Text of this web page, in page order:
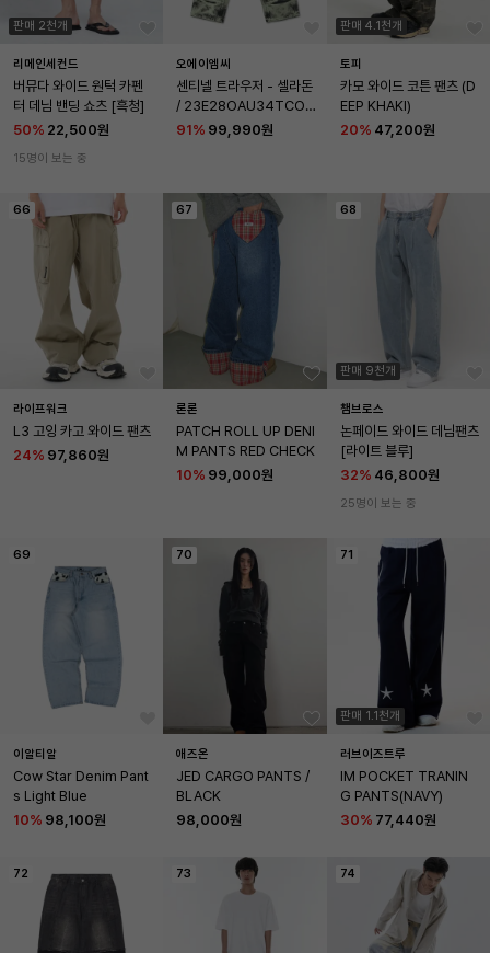
판매 2천개
리메인세컨드
버뮤다 와이드 원턱 카펜
터 데님 밴딩 쇼츠 [흑청]
50% 22,500원
15명이 보는 중
오에이엠씨
센티넬 트라우저 - 셀라돈
/ 23E28OAU34TCOT
00825323
91% 99,990원
판매 4.1천개
토피
카모 와이드 코튼 팬츠 (D
EEP KHAKI)
20% 47,200원
66
라이프워크
L3 고잉 카고 와이드 팬츠
24% 97,860원
67
론론
PATCH ROLL UP DENI
M PANTS RED CHECK
10% 99,000원
68
판매 9천개
챔브로스
논페이드 와이드 데님팬츠
[라이트 블루]
32% 46,800원
25명이 보는 중
69
이알티알
Cow Star Denim Pant
s Light Blue
10% 98,100원
70
애즈온
JED CARGO PANTS /
BLACK
98,000원
71
판매 1.1천개
러브이즈트루
IM POCKET TRANIN
G PANTS(NAVY)
30% 77,440원
72 73 74